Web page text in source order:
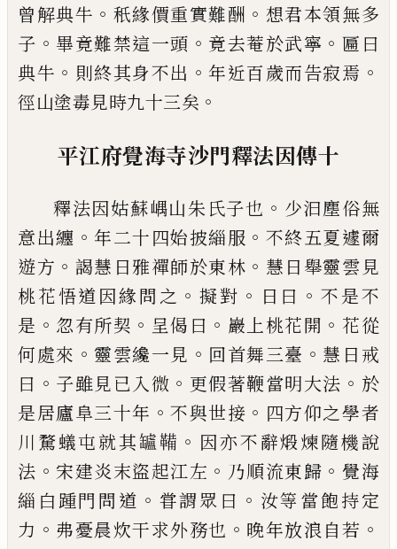
曾解典牛 。 秖緣價重實難酬 。 想君本領無多
子 。 畢竟難禁這一頭 。 竟去菴於武寧 。 匾曰
典牛 。 則終其身不出 。 年近百歲而告寂焉 。
徑山塗毒見時九十三矣 。
平江府覺海寺沙門釋法因傳十
釋法因姑蘇嵎山朱氏子也 。 少汩塵俗無
意出纏 。 年二十四始披緇服 。 不終五夏遽爾
遊方 。 謁慧日雅禪師於東林 。 慧日舉靈雲見
桃花悟道因緣問之 。擬對 。 日曰 。 不是不
是 。 忽有所契 。 呈偈曰 。 巖上桃花開 。 花從
何處來 。靈雲纔一見 。 回首舞三臺 。 慧日戒
曰 。 子雖見已入微 。 更假著鞭當明大法 。 於
是居廬阜三十年 。不與世接 。 四方仰之學者
川騖蟻屯就其罏鞴 。 因亦不辭煅煉隨機說
法 。 宋建炎末盜起江左 。 乃順流東歸 。 覺海
緇白踵門問道 。 甞謂眾曰 。 汝等當飽持定
力 。 弗憂晨炊干求外務也 。 晚年放浪自若 。